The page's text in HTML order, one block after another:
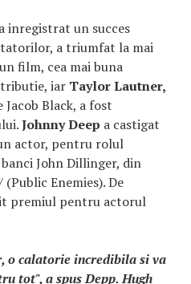
inregistrat un succes
a triumfat la mai
film, cea mai buna
iar Taylor Lautner,
Black, a fost
Johnny Deep a castigat
actor, pentru rolul
John Dillinger, din
Enemies). De
premiul pentru actorul
o calatorie incredibila si va
tot", a spus Depp. Hugh